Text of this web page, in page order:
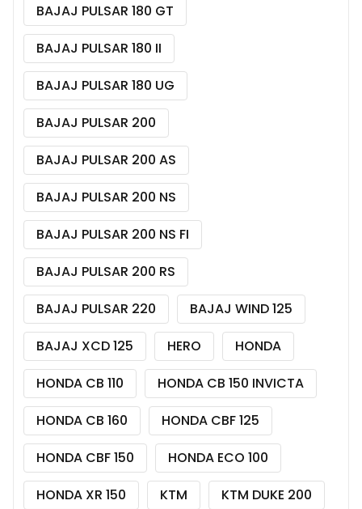
BAJAJ PULSAR 180 GT
BAJAJ PULSAR 180 II
BAJAJ PULSAR 180 UG
BAJAJ PULSAR 200
BAJAJ PULSAR 200 AS
BAJAJ PULSAR 200 NS
BAJAJ PULSAR 200 NS FI
BAJAJ PULSAR 200 RS
BAJAJ PULSAR 220
BAJAJ WIND 125
BAJAJ XCD 125
HERO
HONDA
HONDA CB 110
HONDA CB 150 INVICTA
HONDA CB 160
HONDA CBF 125
HONDA CBF 150
HONDA ECO 100
HONDA XR 150
KTM
KTM DUKE 200